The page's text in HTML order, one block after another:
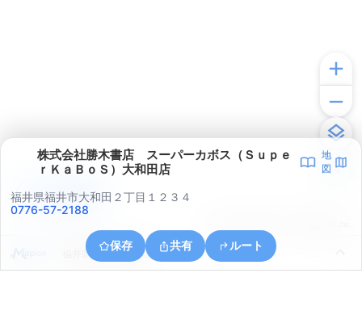
株式会社勝木書店 スーパーカボス（Ｓｕｐｅ
ｒＫａＢｏＳ）大和田店
地
図
福井県福井市大和田２丁目１２３４
0776-57-2188
保存 共有 ルート
福井県福井市新保町
アプリで見る